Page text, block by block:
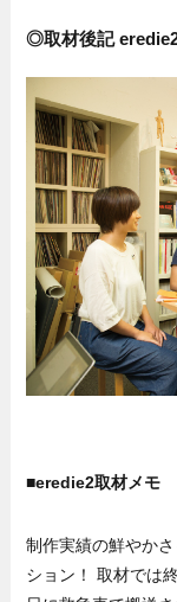
◎取材後記
■eredie2取材メモ
制作実績の鮮やか
ション！ 取材では